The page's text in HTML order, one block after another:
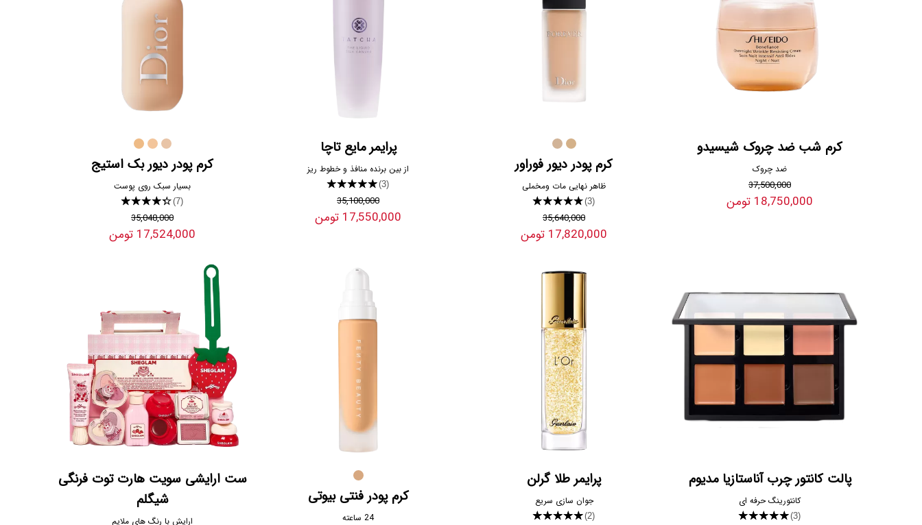
کرم شب ضد چروک شیسیدو
ضد چروک
37,500,000
18,750,000 تومن
کرم پودر دیور فوراور
ظاهر نهایی مات ومخملی
★★★★★(3)
35,640,000
17,820,000 تومن
پرایمر مایع تاچا
از بین برنده منافذ و خطوط ریز
★★★★★(3)
35,100,000
17,550,000 تومن
کرم پودر دیور بک استیج
بسیار سبک روی پوست
★★★★★(7)
35,048,000
17,524,000 تومن
پالت کانتور چرب آناستازیا مدیوم
کانتورینگ حرفه ای
★★★★★(3)
پرایمر طلا گرلن
جوان سازی سریع
★★★★★(2)
کرم پودر فنتی بیوتی
24 ساعته
ست ارایشی سویت هارت توت فرنگی
شیگلم
ارایش با رنگ های ملایم